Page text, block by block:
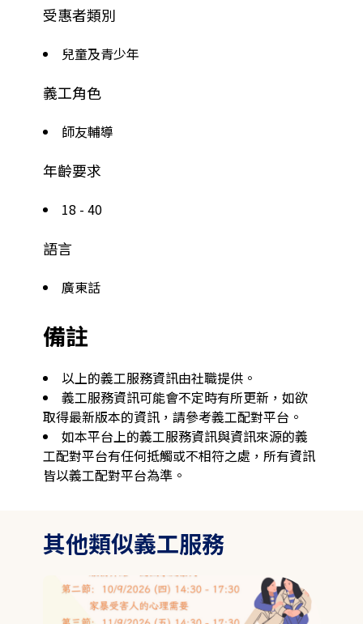
受惠者類別
兒童及青少年
義工角色
師友輔導
年齡要求
18 - 40
語言
廣東話
備註
以上的義工服務資訊由社職提供。
義工服務資訊可能會不定時有所更新，如欲
取得最新版本的資訊，請參考義工配對平台。
如本平台上的義工服務資訊與資訊來源的義
工配對平台有任何抵觸或不相符之處，所有資訊
皆以義工配對平台為準。
其他類似義工服務